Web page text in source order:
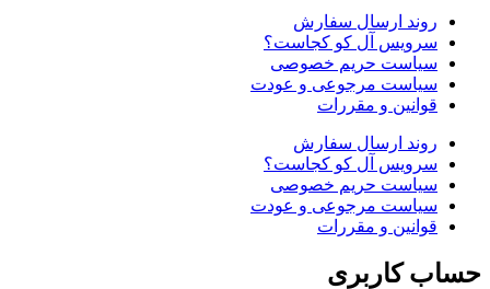
روند ارسال سفارش
سرویس آل کو کجاست؟
سیاست حریم خصوصی
سیاست مرجوعی و عودت
قوانین و مقررات
روند ارسال سفارش
سرویس آل کو کجاست؟
سیاست حریم خصوصی
سیاست مرجوعی و عودت
قوانین و مقررات
حساب کاربری